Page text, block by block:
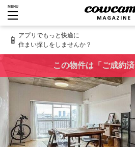
MENU
📱 アプリでもっと快適に
住まい探しをしませんか？
この物件は「ご成約済